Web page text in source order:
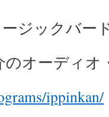
ジックバー
のオーディ
ippinkan/